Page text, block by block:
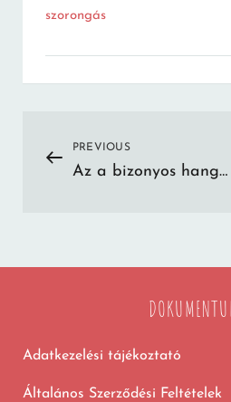
szorongás
Bejegyzés
Previous
Post
PREVIOUS
Az a bizonyos hang…
Adatkezelési tájékoztató
Általános Szerződési Feltételek